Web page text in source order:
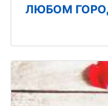
ЛЮБОМ